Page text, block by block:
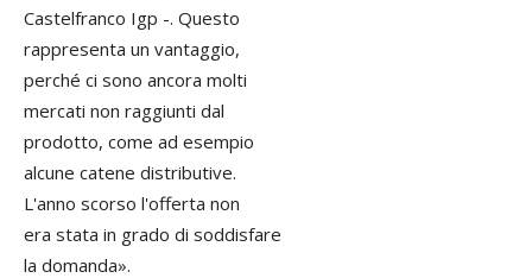
Castelfranco Igp -. Questo
rappresenta un vantaggio,
perché ci sono ancora molti
mercati non raggiunti dal
prodotto, come ad esempio
alcune catene distributive.
L'anno scorso l'offerta non
era stata in grado di soddisfare
la domanda».